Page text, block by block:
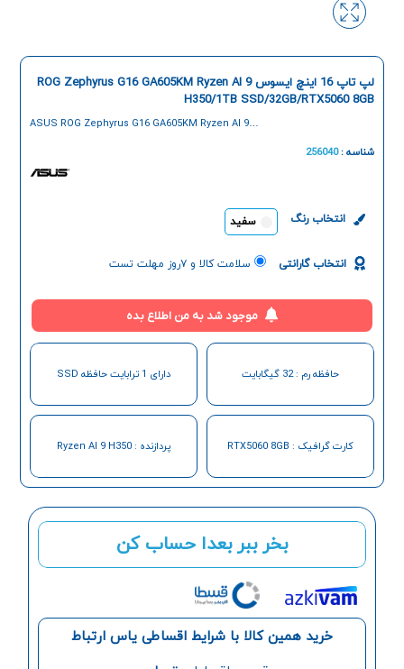
بخر ببر بعدا حساب کن
خرید همین کالا با شرایط اقساطی یاس ارتباط
لپ تاپ 16 اینچ ایسوس ROG Zephyrus G16 GA605KM Ryzen AI 9
H350/1TB SSD/32GB/RTX5060 8GB
ASUS ROG Zephyrus G16 GA605KM Ryzen AI 9
شناسه :256040
انتخاب رنگ سفید
انتخاب گارانتی سلامت کالا و ۷روز مهلت تست
موجود شد به من اطلاع بده
حافظه رم : 32 گیگابایت دارای 1 ترابایت حافظه SSD
کارت گرافیک : RTX5060 8GB پردازنده : Ryzen AI 9 H350